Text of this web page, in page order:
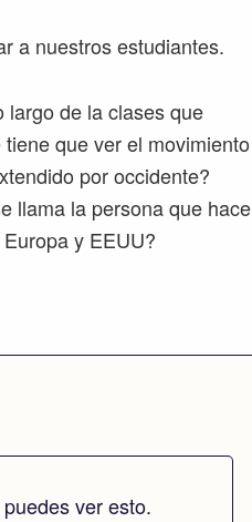
a nuestros estudiantes.
largo de la clases que
que ver el movimiento
por occidente?
llama la persona que hace
y EEUU?
ver esto.